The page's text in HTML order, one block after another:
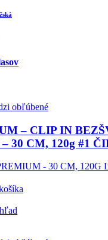
obľúbené
– CLIP IN
30 CM, 120g #1
- 30 CM, 120G